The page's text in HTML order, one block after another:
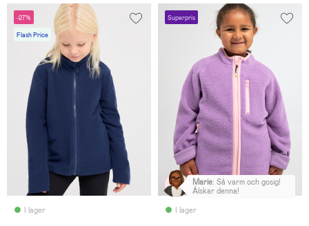
-27%
Flash Price
I lager
Superpris
I lager
Marie: Så varm och gosig!
Älskar denna!